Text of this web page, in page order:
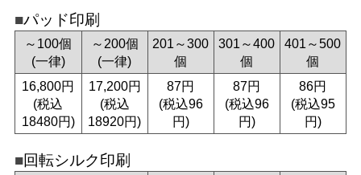
パッド印刷
～100個
(一律)
～200個
(一律)
201～300
個
301～400
個
401～500
個
16,800円
(税込
18480円)
17,200円
(税込
18920円)
87円
(税込96
円)
87円
(税込96
円)
86円
(税込95
円)
回転シルク印刷